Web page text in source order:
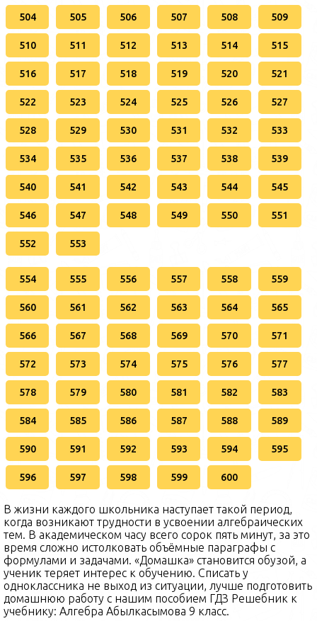
504 505 506 507 508 509
510 511 512 513 514 515
516 517 518 519 520 521
522 523 524 525 526 527
528 529 530 531 532 533
534 535 536 537 538 539
540 541 542 543 544 545
546 547 548 549 550 551
552 553
554 555 556 557 558 559
560 561 562 563 564 565
566 567 568 569 570 571
572 573 574 575 576 577
578 579 580 581 582 583
584 585 586 587 588 589
590 591 592 593 594 595
596 597 598 599 600
В жизни каждого школьника наступает такой период,
когда возникают трудности в усвоении алгебраических
тем. В академическом часу всего сорок пять минут, за это
время сложно истолковать объёмные параграфы с
формулами и задачами. «Домашка» становится обузой, а
ученик теряет интерес к обучению. Списать у
одноклассника не выход из ситуации, лучше подготовить
домашнюю работу с нашим пособием ГДЗ Решебник к
учебнику: Алгебра Абылкасымова 9 класс.